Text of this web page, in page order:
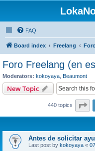
FAQ
Board index Freelang
Foro Freelang (en
Moderators: kokoyaya Beaumont
New Topic
440 topics
Antes de solicitar
Last post by kokoyaya «